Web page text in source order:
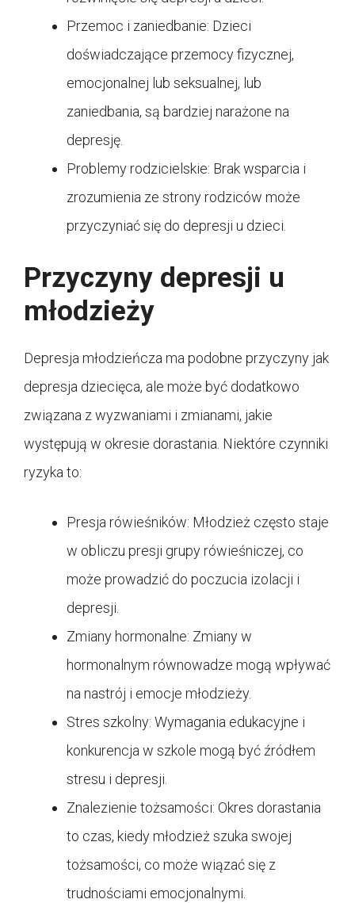
Przemoc i zaniedbanie: Dzieci
doświadczające przemocy fizycznej,
emocjonalnej lub seksualnej, lub
zaniedbania, są bardziej narażone na
depresję.
Problemy rodzicielskie: Brak wsparcia i
zrozumienia ze strony rodziców może
przyczyniać się do depresji u dzieci.
Przyczyny depresji u
młodzieży
Depresja młodzieńcza ma podobne przyczyny jak
depresja dziecięca, ale może być dodatkowo
związana z wyzwaniami i zmianami, jakie
występują w okresie dorastania. Niektóre czynniki
ryzyka to:
Presja rówieśników: Młodzież często staje
w obliczu presji grupy rówieśniczej, co
może prowadzić do poczucia izolacji i
depresji.
Zmiany hormonalne: Zmiany w
hormonalnym równowadze mogą wpływać
na nastrój i emocje młodzieży.
Stres szkolny: Wymagania edukacyjne i
konkurencja w szkole mogą być źródłem
stresu i depresji.
Znalezienie tożsamości: Okres dorastania
to czas, kiedy młodzież szuka swojej
tożsamości, co może wiązać się z
trudnościami emocjonalnymi.